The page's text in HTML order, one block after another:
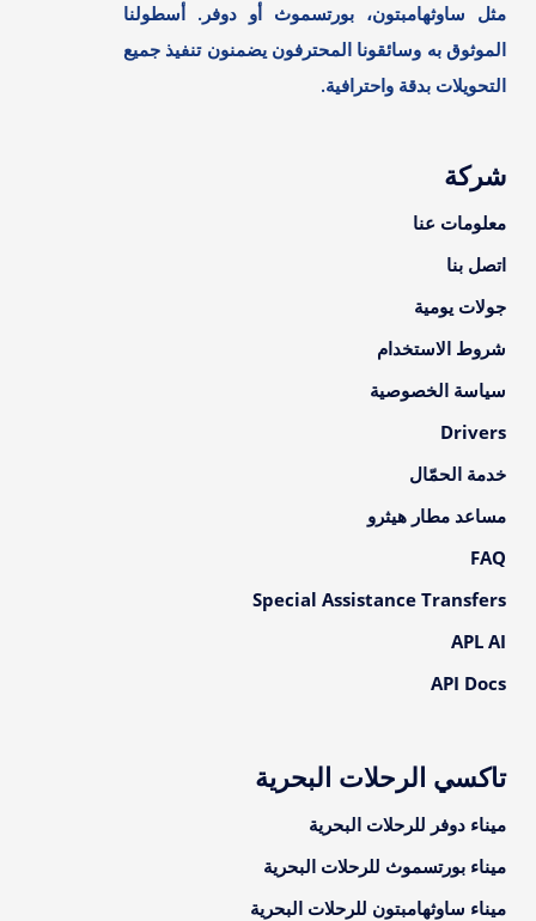
مثل ساوثهامبتون، بورتسموث أو دوفر. أسطولنا
الموثوق به وسائقونا المحترفون يضمنون تنفيذ جميع
التحويلات بدقة واحترافية.
شركة
معلومات عنا
اتصل بنا
جولات يومية
شروط الاستخدام
سياسة الخصوصية
Drivers
خدمة الحمّال
مساعد مطار هيثرو
FAQ
Special Assistance Transfers
APL AI
API Docs
تاكسي الرحلات البحرية
ميناء دوفر للرحلات البحرية
ميناء بورتسموث للرحلات البحرية
ميناء ساوثهامبتون للرحلات البحرية